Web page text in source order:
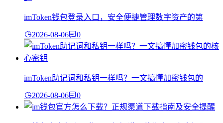
imToken钱包登录入口，安全便捷管理数字资产的第
2026-08-06 0
imToken助记词和私钥一样吗？一文搞懂加密钱包的
2026-08-06 0